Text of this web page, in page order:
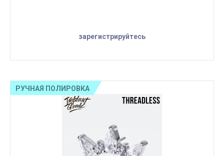
зарегистрируйтесь
РУЧНАЯ ПОЛИРОВКА